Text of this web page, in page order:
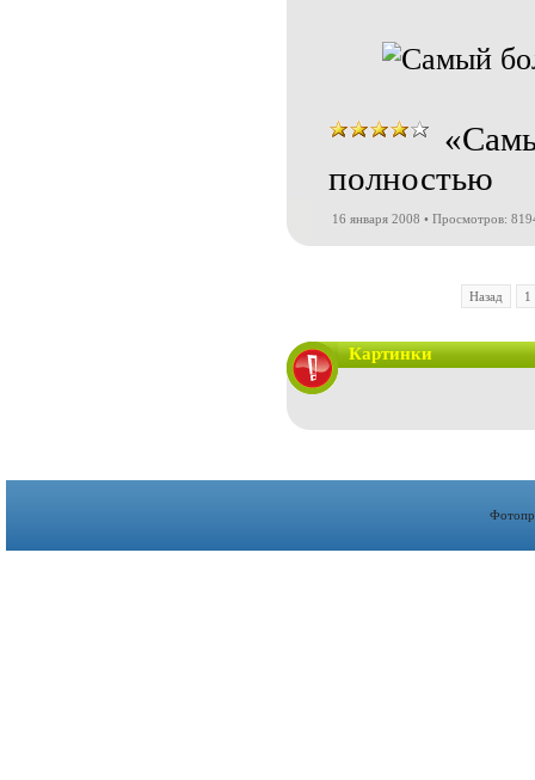
полностью
16 января 2008 • Просмотров:
Назад 1
Картинки